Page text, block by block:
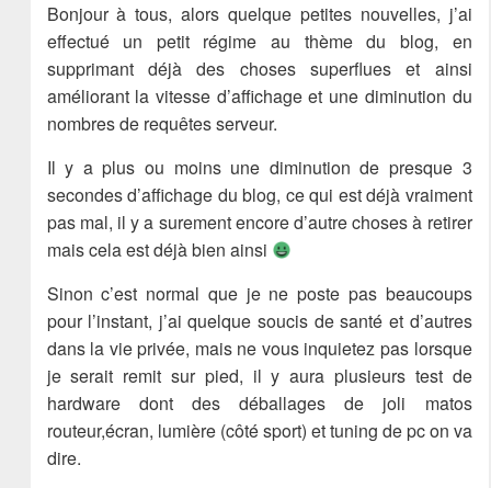
Bonjour à tous, alors quelque petites nouvelles, j’ai
effectué un petit régime au thème du blog, en
supprimant déjà des choses superflues et ainsi
améliorant la vitesse d’affichage et une diminution du
nombres de requêtes serveur.
Il y a plus ou moins une diminution de presque 3
secondes d’affichage du blog, ce qui est déjà vraiment
pas mal, il y a surement encore d’autre choses à retirer
mais cela est déjà bien ainsi
Sinon c’est normal que je ne poste pas beaucoups
pour l’instant, j’ai quelque soucis de santé et d’autres
dans la vie privée, mais ne vous inquietez pas lorsque
je serait remit sur pied, il y aura plusieurs test de
hardware dont des déballages de joli matos
routeur,écran, lumière (côté sport) et tuning de pc on va
dire.